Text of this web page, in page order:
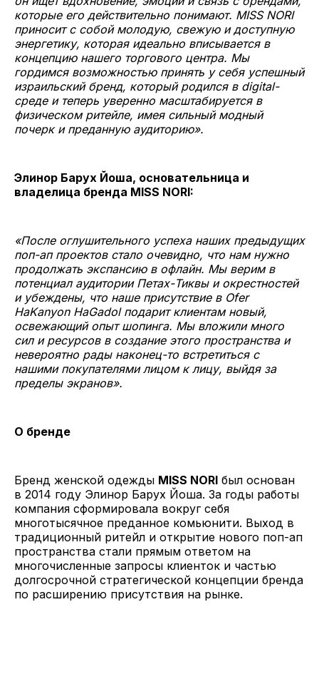
которые его действительно понимают. MISS NORI
приносит с собой молодую, свежую и доступную
энергетику, которая идеально вписывается в
концепцию нашего торгового центра. Мы
гордимся возможностью принять у себя успешный
израильский бренд, который родился в digital-
среде и теперь уверенно масштабируется в
физическом ритейле, имея сильный модный
почерк и преданную аудиторию».
Элинор Барух Йоша, основательница и
владелица бренда MISS NORI:
«После оглушительного успеха наших предыдущих
поп-ап проектов стало очевидно, что нам нужно
продолжать экспансию в офлайн. Мы верим в
потенциал аудитории Петах-Тиквы и окрестностей
и убеждены, что наше присутствие в Ofer
HaKanyon HaGadol подарит клиентам новый,
освежающий опыт шопинга. Мы вложили много
сил и ресурсов в создание этого пространства и
невероятно рады наконец-то встретиться с
нашими покупателями лицом к лицу, выйдя за
пределы экранов».
О бренде
Бренд женской одежды MISS NORI был основан
в 2014 году Элинор Барух Йоша. За годы работы
компания сформировала вокруг себя
многотысячное преданное комьюнити. Выход в
традиционный ритейл и открытие нового поп-ап
пространства стали прямым ответом на
многочисленные запросы клиенток и частью
долгосрочной стратегической концепции бренда
по расширению присутствия на рынке.